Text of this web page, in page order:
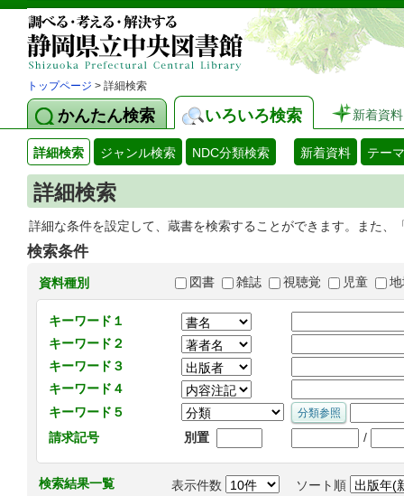
トップページ > 詳細検索
かんたん検索 いろいろ検索 新着資料
詳細検索 ジャンル検索 NDC分類検索 新着資料 テー
詳細検索
詳細な条件を設定して、蔵書を検索することができます。また
検索条件
資料種別 図書 雑誌 視聴覚 児童
キーワード１
キーワード２
キーワード３
キーワード４
キーワード５
請求記号
別置 /
検索結果一覧 表示件数 ソート順